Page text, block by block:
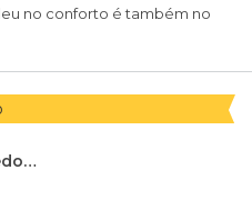
no conforto é também no
Cristiano Aparecido Dela Vedova